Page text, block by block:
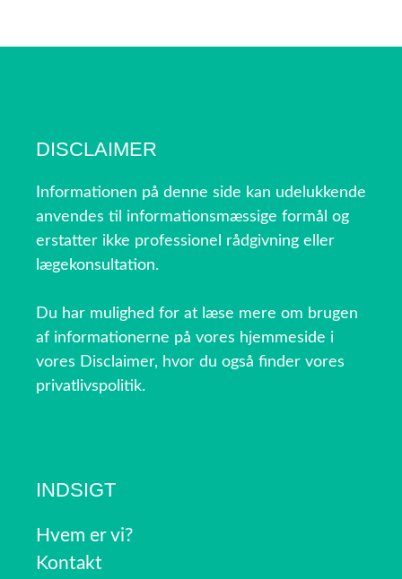
DISCLAIMER
Informationen på denne side kan udelukkende
anvendes til informationsmæssige formål og
erstatter ikke professionel rådgivning eller
lægekonsultation.
Du har mulighed for at læse mere om brugen
af informationerne på vores hjemmeside i
vores Disclaimer, hvor du også finder vores
privatlivspolitik.
INDSIGT
Hvem er vi?
Kontakt